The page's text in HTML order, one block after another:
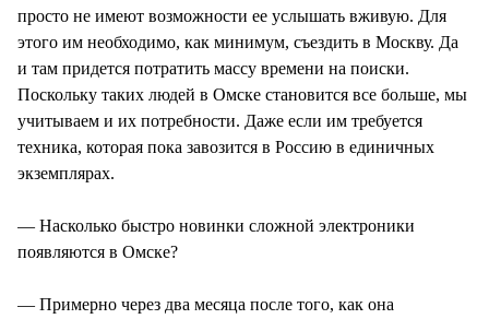
просто не имеют возможности ее услышать вживую. Для
этого им необходимо, как минимум, съездить в Москву. Да
и там придется потратить массу времени на поиски.
Поскольку таких людей в Омске становится все больше, мы
учитываем и их потребности. Даже если им требуется
техника, которая пока завозится в Россию в единичных
экземплярах.
— Насколько быстро новинки сложной электроники
появляются в Омске?
— Примерно через два месяца после того, как она